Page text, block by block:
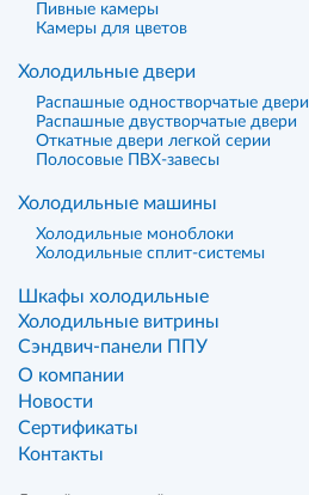
Пивные камеры
Камеры для цветов
Холодильные двери
Распашные одностворчатые двери
Распашные двустворчатые двери
Откатные двери легкой серии
Полосовые ПВХ-завесы
Холодильные машины
Холодильные моноблоки
Холодильные сплит-системы
Шкафы холодильные
Холодильные витрины
Сэндвич-панели ППУ
О компании
Новости
Сертификаты
Контакты